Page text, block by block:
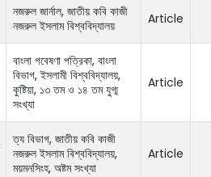
নজরুল জার্নাল, জাতীয় কবি কাজী
নজরুল ইসলাম বিশ্ববিদ্যালয়
Article
বাংলা গবেষণা পত্রিকা, বাংলা
বিভাগ, ইসলামী বিশ্ববিদ্যালয়,
কুষ্টিয়া, ১৩ তম ও ১৪ তম যুগ্ম
সংখ্যা
Article
ত্য বিভাগ, জাতীয় কবি কাজী
নজরুল ইসলাম বিশ্ববিদ্যালয়,
ময়মনসিংহ, অষ্টম সংখ্যা
Article